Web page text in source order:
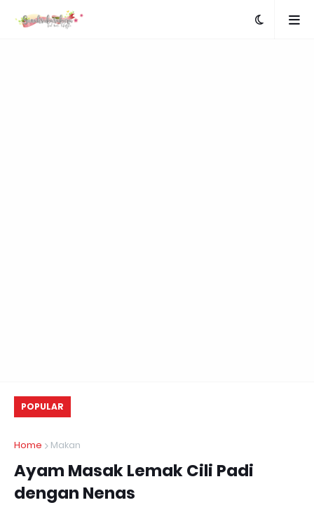
POPULAR
Home Makan
Ayam Masak Lemak Cili Padi
dengan Nenas